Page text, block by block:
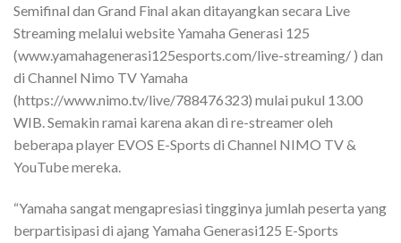
Semifinal dan Grand Final akan ditayangkan secara Live
Streaming melalui website Yamaha Generasi 125
(www.yamahagenerasi125esports.com/live-streaming/ ) dan
di Channel Nimo TV Yamaha
(https://www.nimo.tv/live/788476323) mulai pukul 13.00
WIB. Semakin ramai karena akan di re-streamer oleh
beberapa player EVOS E-Sports di Channel NIMO TV &
YouTube mereka.
“Yamaha sangat mengapresiasi tingginya jumlah peserta yang
berpartisipasi di ajang Yamaha Generasi125 E-Sports